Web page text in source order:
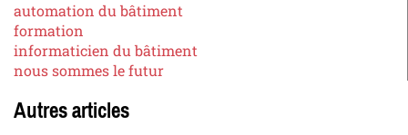
automation du bâtiment
formation
informaticien du bâtiment
nous sommes le futur
Autres articles